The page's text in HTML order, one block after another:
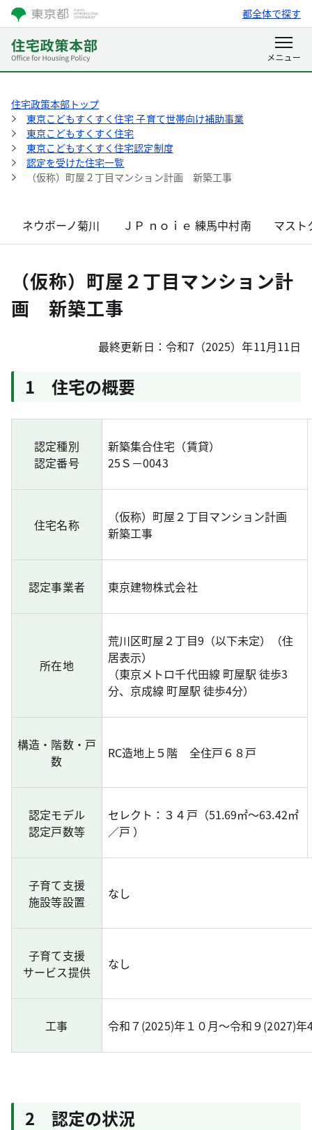
都全体で探す
住宅政策本部トップ
東京こどもすくすく住宅 子育て世帯向け補助事業
東京こどもすくすく住宅
東京こどもすくすく住宅認定制度
認定を受けた住宅一覧
（仮称）町屋２丁目マンション計画 新築工事
ネウボーノ菊川 ＪＰ ｎｏｉｅ 練馬中村南 マスト
（仮称）町屋２丁目マンション計
画 新築工事
最終更新日：令和7（2025）年11月11日
1 住宅の概要
認定種別
認定番号
新築集合住宅（賃貸）
25Ｓ－0043
住宅名称
（仮称）町屋２丁目マンション計画
新築工事
認定事業者 東京建物株式会社
所在地
荒川区町屋２丁目9（以下未定）（住
居表示）
（東京メトロ千代田線 町屋駅 徒歩3
分、京成線 町屋駅 徒歩4分）
構造・階数・戸
数
RC造地上５階 全住戸６８戸
認定モデル
認定戸数等
セレクト：３４戸（51.69㎡～63.42㎡
／戸 ）
子育て支援
施設等設置
なし
子育て支援
サービス提供
なし
工事 令和７(2025)年１０月～令和９(2027)
2 認定の状況